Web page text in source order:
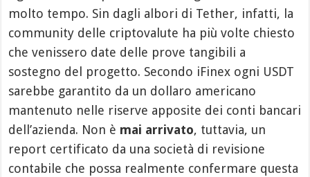
molto tempo. Sin dagli albori di Tether, infatti, la
community delle criptovalute ha più volte chiesto
che venissero date delle prove tangibili a
sostegno del progetto. Secondo iFinex ogni USDT
sarebbe garantito da un dollaro americano
mantenuto nelle riserve apposite dei conti bancari
dell’azienda. Non è mai arrivato, tuttavia, un
report certificato da una società di revisione
contabile che possa realmente confermare questa